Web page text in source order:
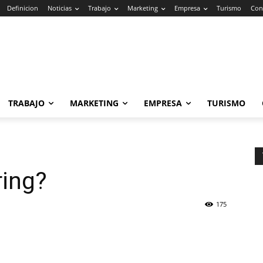
Definicion Noticias Trabajo Marketing Empresa Turismo
TRABAJO MARKETING EMPRESA TURISMO
175